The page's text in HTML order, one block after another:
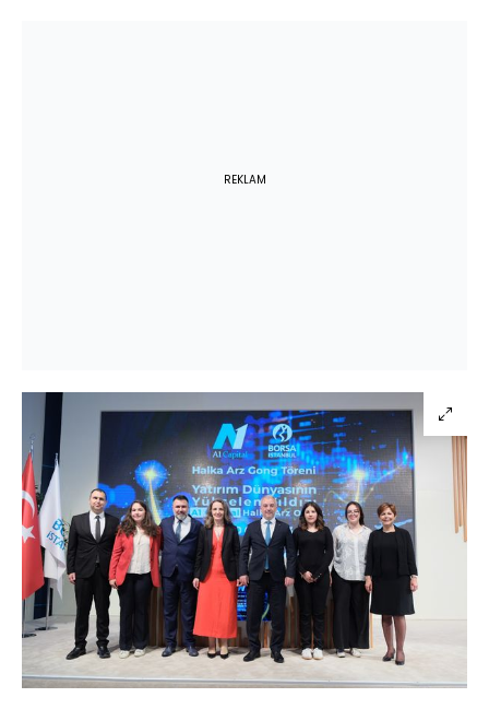
REKLAM